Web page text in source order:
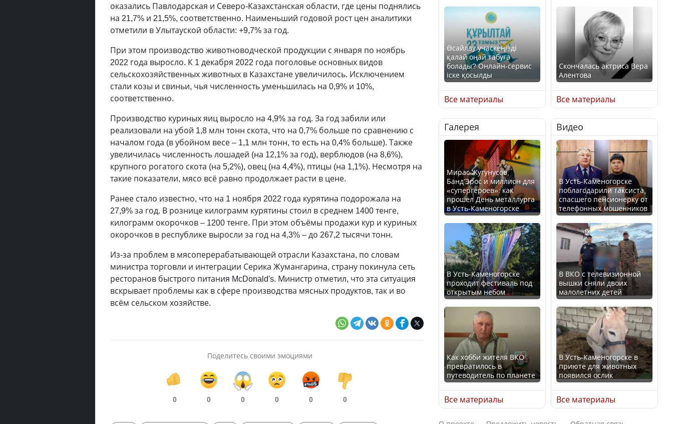
оказались Павлодарская и Северо-Казахстанская области, где цены поднялись
на 21,7% и 21,5%, соответственно. Наименьший годовой рост цен аналитики
отметили в Улытауской области: +9,7% за год.
При этом производство животноводческой продукции с января по ноябрь
2022 года выросло. К 1 декабря 2022 года поголовье основных видов
сельскохозяйственных животных в Казахстане увеличилось. Исключением
стали козы и свиньи, чья численность уменьшилась на 0,9% и 10%,
соответственно.
Производство куриных яиц выросло на 4,9% за год. За год забили или
реализовали на убой 1,8 млн тонн скота, что на 0,7% больше по сравнению с
началом года (в убойном весе – 1,1 млн тонн, то есть на 0,4% больше). Также
увеличилась численность лошадей (на 12,1% за год), верблюдов (на 8,6%),
крупного рогатого скота (на 5,2%), овец (на 4,4%), птицы (на 1,1%). Несмотря на
такие показатели, мясо всё равно продолжает расти в цене.
Ранее стало известно, что на 1 ноября 2022 года курятина подорожала на
27,9% за год. В рознице килограмм курятины стоил в среднем 1400 тенге,
килограмм окорочков – 1200 тенге. При этом объёмы продажи кур и куриных
окорочков в республике выросли за год на 4,3% – до 267,2 тысячи тонн.
Из-за проблем в мясоперерабатывающей отрасли Казахстана, по словам
министра торговли и интеграции Серика Жумангарина, страну покинула сеть
ресторанов быстрого питания McDonald's. Министр отметил, что эта ситуация
вскрывает проблемы как в сфере производства мясных продуктов, так и во
всём сельском хозяйстве.
Поделитесь своими эмоциями
0 0 0 0 0 0
Өсайлау учаскеңізді
қалай оңай табуға
болады? Онлайн-сервис
іске қосылды
Как легко найти свой
участок для голосования?
Минтруда назвало
отрасли с самыми
высокими зарплатными
предложениями
Искусственный интеллект
официально включили в
школьную программу
Казахстана
В Казахстане стало
проще получить
направления на
медицинские
обследования
Все материалы
Скончалась актриса Вера
Алентова
В РФ вынесен заочный
приговор по уголовному
делу об убийстве Игоря
Талькова
В России введены
дополнительные
ограничения для
казахстанских прав
Трамп официально
вступил в должность
президента США
Луну признали объектом
культурного наследия,
находящегося под
угрозой исчезновения
Все материалы
Галерея
Мирас Жугунусов,
Банд’Эрос и миллион для
«супергероев»: как
прошел День металлурга
в Усть-Каменогорске
В Усть-Каменогорске
проходит фестиваль под
открытым небом
Как хобби жителя ВКО
превратилось в
путеводитель по планете
Все материалы
Видео
В Усть-Каменогорске
поблагодарили таксиста,
спасшего пенсионерку от
телефонных мошенников
В ВКО с телевизионной
вышки сняли двоих
малолетних детей
В Усть-Каменогорске в
приюте для животных
появился ослик
Все материалы